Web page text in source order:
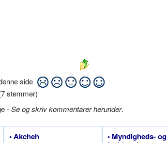
side
7stemmer)
-Se og skriv kommentarer herunder.
• Akcheh
• Myndigheds- og